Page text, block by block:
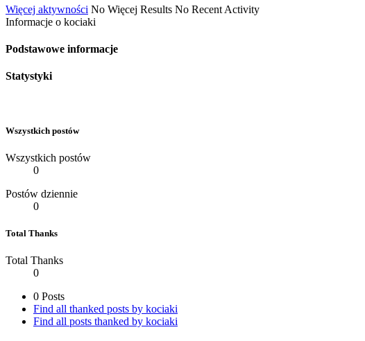
Więcej aktywności No Więcej Results No Recent Activity
Informacje o kociaki
Podstawowe informacje
Statystyki
Wszystkich postów
Wszystkich postów
0
Postów dziennie
0
Total Thanks
Total Thanks
0
0 Posts
Find all thanked posts by kociaki
Find all posts thanked by kociaki